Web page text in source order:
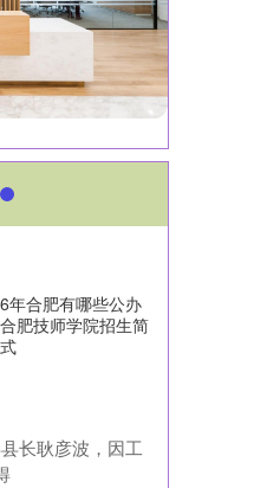
年合肥有哪些公办
肥技师学院招生简
长耿彦波，因工